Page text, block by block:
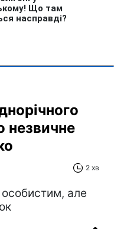
незвичне
2 хв
особистим, але